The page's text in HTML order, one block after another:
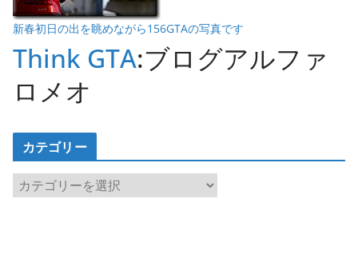
新春初日の出を眺めながら156GTAの写真です
Think GTA:ブログアルファ
ロメオ
カテゴリー
カ
テ